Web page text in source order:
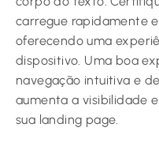
carregue rapidamente
oferecendo uma
dispositivo. Uma boa
navegação intuitiva e
aumenta a visibilidade
sua landing page.